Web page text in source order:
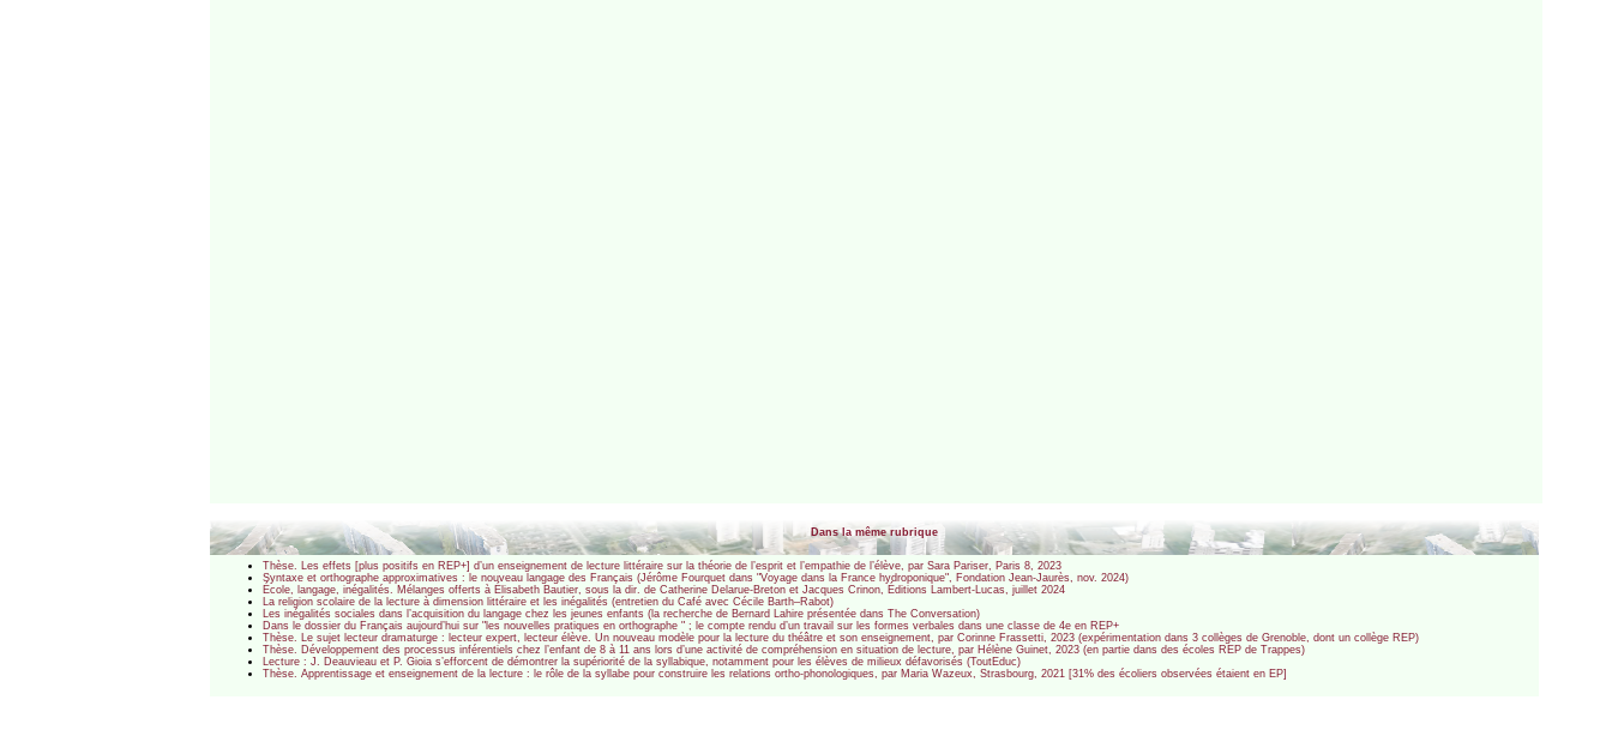
Dans la même rubrique
Thèse. Les effets [plus positifs en REP+] d’un enseignement de lecture littéraire sur la théorie de l’esprit et l’empathie de l’élève, par Sara Pariser, Paris 8, 2023
Syntaxe et orthographe approximatives : le nouveau langage des Français (Jérôme Fourquet dans "Voyage dans la France hydroponique", Fondation Jean-Jaurès, nov. 2024)
École, langage, inégalités. Mélanges offerts à Élisabeth Bautier, sous la dir. de Catherine Delarue-Breton et Jacques Crinon, Éditions Lambert-Lucas, juillet 2024
La religion scolaire de la lecture à dimension littéraire et les inégalités (entretien du Café avec Cécile Barth–Rabot)
Les inégalités sociales dans l’acquisition du langage chez les jeunes enfants (la recherche de Bernard Lahire présentée dans The Conversation)
Dans le dossier du Français aujourd’hui sur "les nouvelles pratiques en orthographe " ; le compte rendu d’un travail sur les formes verbales dans une classe de 4e en REP+
Thèse. Le sujet lecteur dramaturge : lecteur expert, lecteur élève. Un nouveau modèle pour la lecture du théâtre et son enseignement, par Corinne Frassetti, 2023 (expérimentation dans 3 collèges de Grenoble, dont un collège REP)
Thèse. Développement des processus inférentiels chez l’enfant de 8 à 11 ans lors d’une activité de compréhension en situation de lecture, par Hélène Guinet, 2023 (en partie dans des écoles REP de Trappes)
Lecture : J. Deauvieau et P. Gioia s’efforcent de démontrer la supériorité de la syllabique, notamment pour les élèves de milieux défavorisés (ToutEduc)
Thèse. Apprentissage et enseignement de la lecture : le rôle de la syllabe pour construire les relations ortho-phonologiques, par Maria Wazeux, Strasbourg, 2021 [31% des écoliers observées étaient en EP]